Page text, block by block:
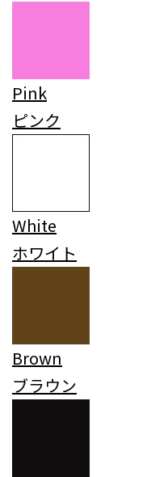
Pink
ピンク
White
ホワイト
Brown
ブラウン